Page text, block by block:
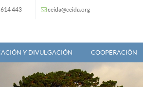
443 ceida@ceida.org
Y DIVULGACIÓN COOPERACIÓN